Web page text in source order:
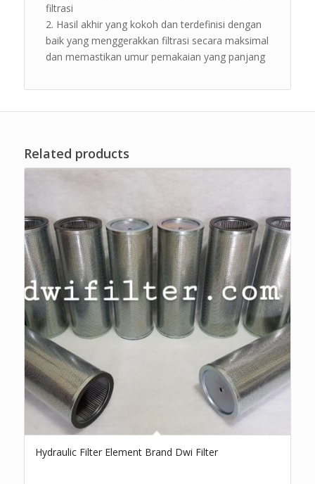
filtrasi
Hasil akhir yang kokoh dan terdefinisi dengan
baik yang menggerakkan filtrasi secara maksimal
dan memastikan umur pemakaian yang panjang
Related products
Hydraulic Filter Element Brand Dwi Filter